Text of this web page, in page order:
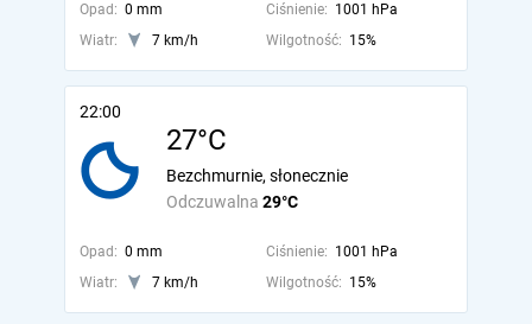
Opad: 0 mm Ciśnienie: 1001 hPa
Wiatr:
7 km/h Wilgotność: 15%
22:00
27°C
Odczuwalna 29°C
Bezchmurnie, słonecznie
Opad: 0 mm Ciśnienie: 1001 hPa
Wiatr:
7 km/h Wilgotność: 15%